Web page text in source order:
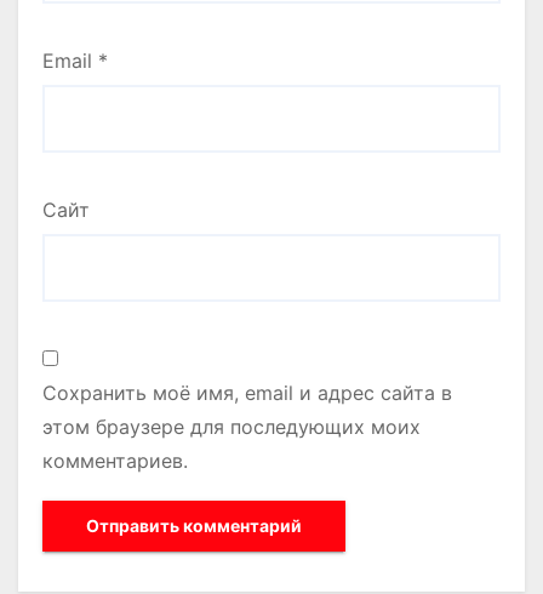
Email *
Сайт
Сохранить моё имя, email и адрес сайта в
этом браузере для последующих моих
комментариев.